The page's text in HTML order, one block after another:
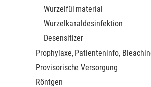
Wurzelfüllmaterial
Wurzelkanaldesinfektion
Desensitizer
Prophylaxe, Patienteninfo,
Provisorische Versorgung
Röntgen